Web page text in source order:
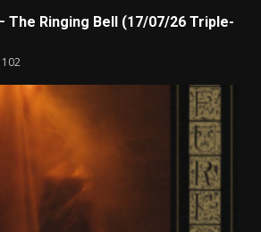
The Ringing Bell (17/07/26 Triple-
102